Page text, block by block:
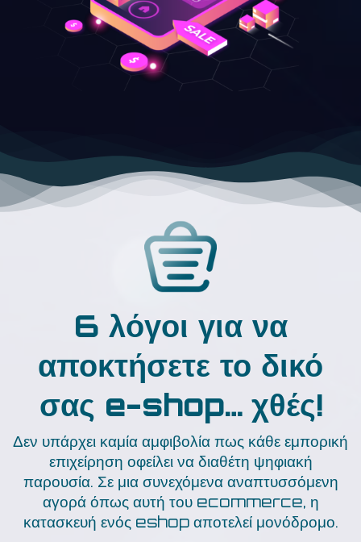
6 λόγοι για να
αποκτήσετε το δικό
σας e-shop… χθές!
Δεν υπάρχει καμία αμφιβολία πως κάθε εμπορική
επιχείρηση οφείλει να διαθέτη ψηφιακή
παρουσία. Σε μια συνεχόμενα αναπτυσσόμενη
αγορά όπως αυτή του ecommerce, η
κατασκευή ενός eshop αποτελεί μονόδρομο.